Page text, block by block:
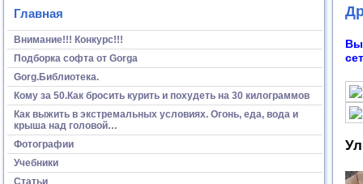
Главная
Внимание!!! Конкурс!!!
Подборка софта от Gorga
Gorg.Библиотека.
Кому за 50.Как бросить курить и похудеть на 30 килограммов
Как выжить в экстремальных условиях. Огонь, еда, вода и
крыша над головой…
Фотографии
Учебники
Статьи